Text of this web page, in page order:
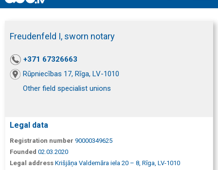
Freudenfeld I, sworn notary
+371 67326663
Rūpniecības 17, Rīga, LV-1010
Other field specialist unions
Legal data
Registration number 90000349625
Founded 02.03.2020
Legal address Krišjāņa Valdemāra iela 20 – 8, Rīga, LV-1010